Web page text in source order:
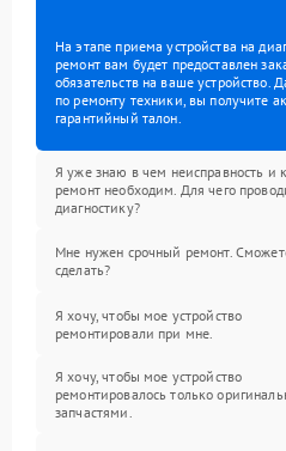
На этапе приема устройства на
ремонт вам будет предоставлен
обязательств на ваше устройство.
по ремонту техники, вы получите
гарантийный талон.
Я уже знаю в чем неисправность и
ремонт необходим. Для чего
диагностику?
Мне нужен срочный ремонт.
сделать?
Я хочу, чтобы мое устройство
ремонтировали при мне.
Я хочу, чтобы мое устройство
ремонтировалось только
запчастями.